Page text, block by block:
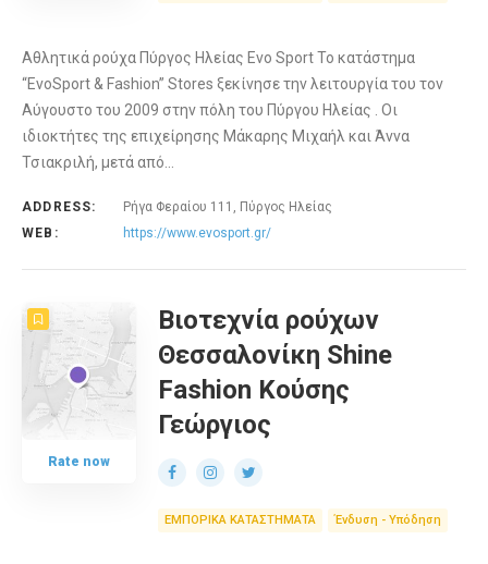
Αθλητικά ρούχα Πύργος Ηλείας Evo Sport Το κατάστημα
“EvoSport & Fashion” Stores ξεκίνησε την λειτουργία του τον
Αύγουστο του 2009 στην πόλη του Πύργου Ηλείας . Οι
ιδιοκτήτες της επιχείρησης Μάκαρης Μιχαήλ και Άννα
Τσιακριλή, μετά από…
ADDRESS:
Ρήγα Φεραίου 111, Πύργος Ηλείας
WEB:
https://www.evosport.gr/
Rate now
Βιοτεχνία ρούχων
Θεσσαλονίκη Shine
Fashion Κούσης
Γεώργιος
ΕΜΠΟΡΙΚΑ ΚΑΤΑΣΤΗΜΑΤΑ Ένδυση - Υπόδηση